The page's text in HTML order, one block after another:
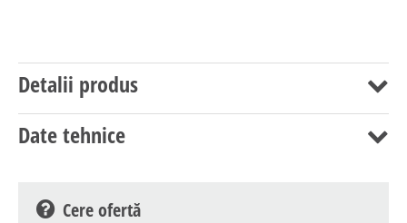
Detalii produs
Date tehnice
Cere ofertă